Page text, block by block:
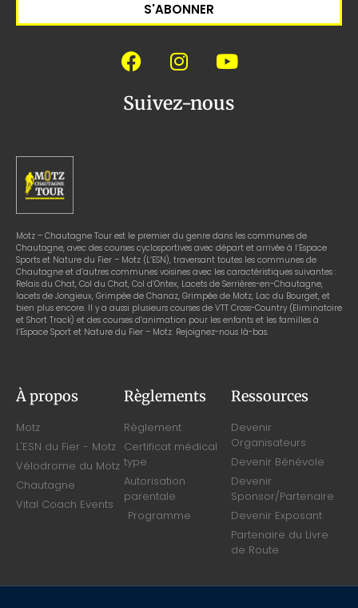
S'ABONNER
Suivez-nous
Motz – Chautagne Tour est le premier du genre dans les communes de
Chautagne, avec des courses cyclosportives avec départ et arrivée à l’Espace
Sports et Nature du Fier – Motz (L’ESN), traversant toutes les communes de
Chautagne et d’autres communes voisines avec les caractéristiques suivantes :
Relais du Chat, Col du Chat, Col d’Ontex, Lacets de Serrières-en-Chautagne,
lacets de Jongieux, Grimpée de Chanaz, Grimpée de Motz, Lac du Bourget, et
bien plus encore. Il y a aussi plusieurs courses de VTT Cross-Country (Eliminatoire
et Short Track) et des courses d’animation pour les enfants et les familles à
l’Espace Sport et Nature du Fier – Motz. Rejoignez-nous là-bas.
À propos
Motz
L'ESN du Fier - Motz
Vélodrome du Motz
Chautagne
Vital Coach Events
Règlements
Règlement
Certificat médical
type
Autorisation
parentale
Programme
Ressources
Devenir
Organisateurs
Devenir Bénévole
Devenir
Sponsor/Partenaire
Devenir Exposant
Partenaire du Livre
de Route